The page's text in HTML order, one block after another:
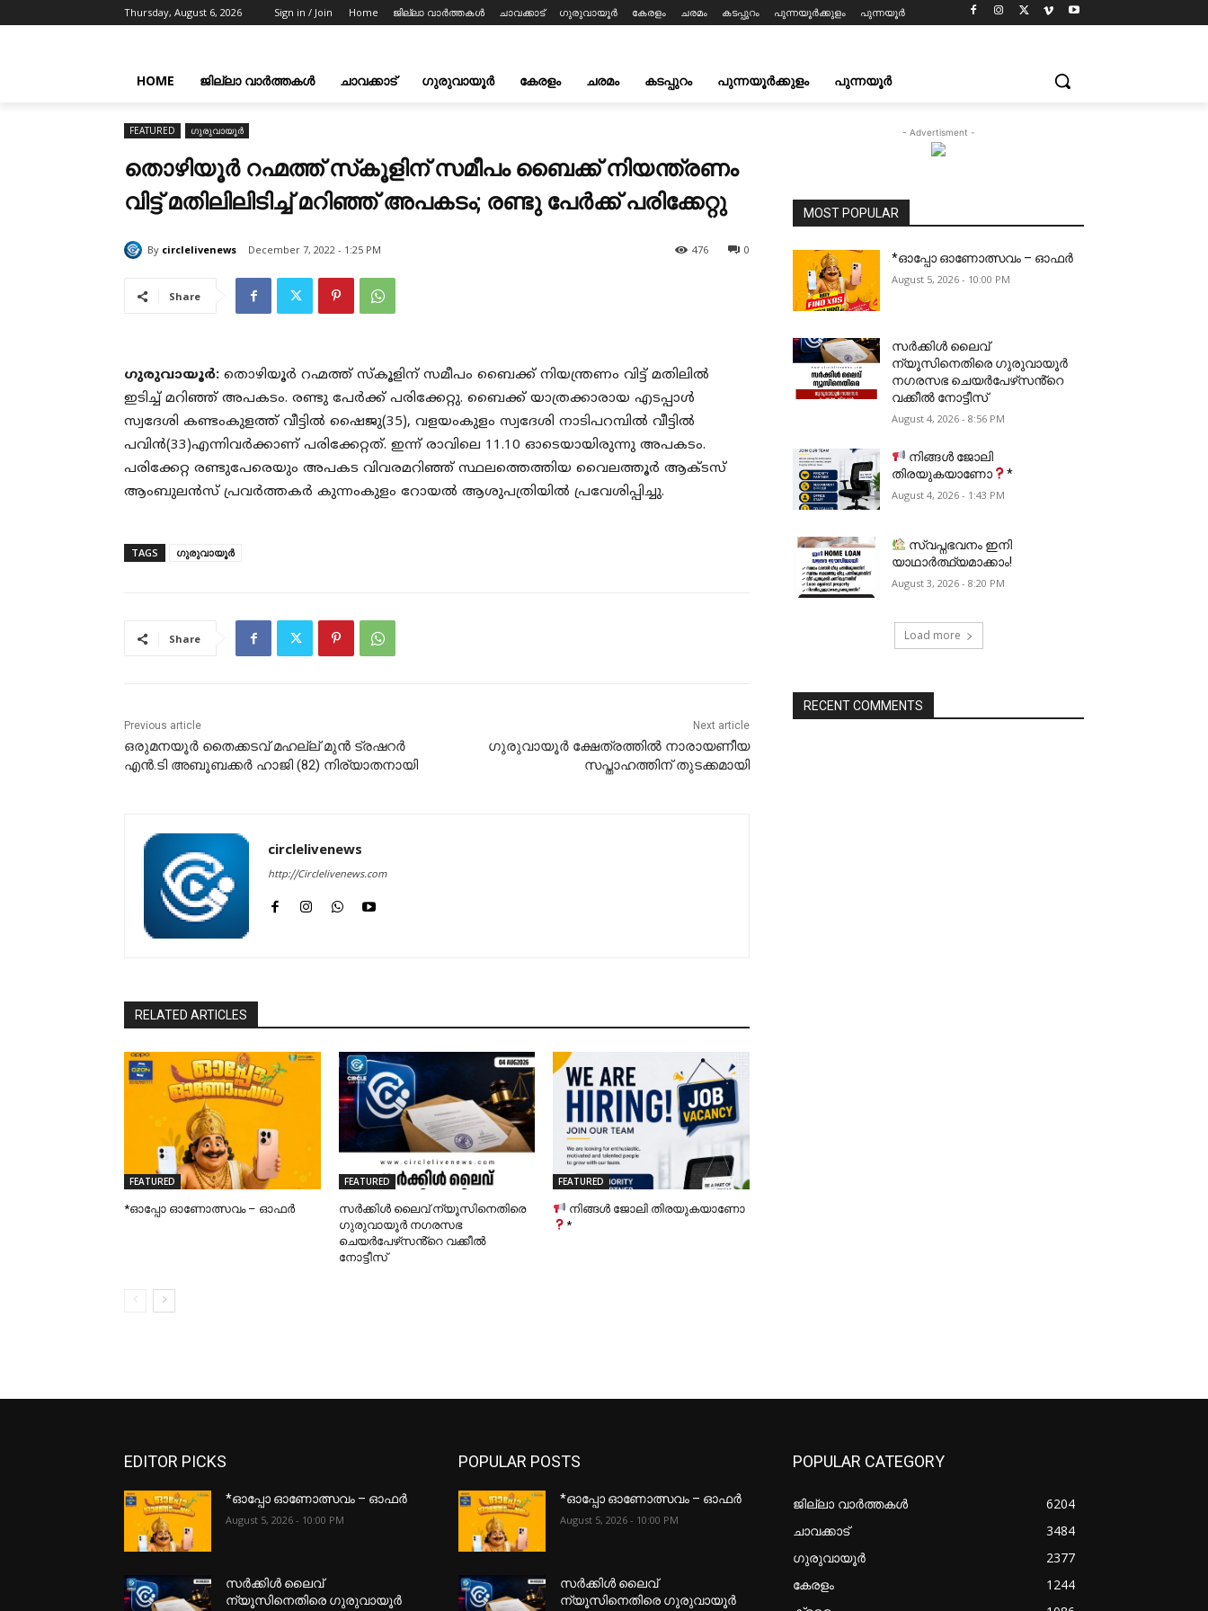
Thursday, August 6, 2026 Sign in / Join Home ജില്ലാ വാർത്തകൾ ചാവക്കാട് ഗുരുവായൂർ കേരളം ചരമം കടപ്പുറം പുന്നയൂർക്കുളം പുന്നയൂർ
HOME ജില്ലാ വാർത്തകൾ ചാവക്കാട് ഗുരുവായൂർ കേരളം ചരമം കടപ്പുറം പുന്നയൂർക്കുളം പുന്നയൂർ
FEATURED ഗുരുവായൂർ
തൊഴിയൂർ റഹ്മത്ത് സ്‌കൂളിന് സമീപം ബൈക്ക് നിയന്ത്രണം
വിട്ട് മതിലിലിടിച്ച് മറിഞ്ഞ് അപകടം; രണ്ടു പേർക്ക് പരിക്കേറ്റു
By circlelivenews December 7, 2022 - 1:25 PM 0
476
Share
ഗുരുവായൂർ: തൊഴിയൂർ റഹ്മത്ത് സ്‌കൂളിന് സമീപം ബൈക്ക് നിയന്ത്രണം വിട്ട് മതിലിൽ
ഇടിച്ച് മറിഞ്ഞ് അപകടം. രണ്ടു പേർക്ക് പരിക്കേറ്റു. ബൈക്ക് യാത്രക്കാരായ എടപ്പാൾ
സ്വദേശി കണ്ടംകുളത്ത് വീട്ടിൽ ഷൈജു(35), വളയംകുളം സ്വദേശി നാടിപറമ്പിൽ വീട്ടിൽ
പവിൻ(33)എന്നിവർക്കാണ് പരിക്കേറ്റത്. ഇന്ന് രാവിലെ 11.10 ഓടെയായിരുന്നു അപകടം.
പരിക്കേറ്റ രണ്ടുപേരെയും അപകട വിവരമറിഞ്ഞ് സ്ഥലത്തെത്തിയ വൈലത്തൂർ ആക്ടസ്
ആംബുലൻസ് പ്രവർത്തകർ കുന്നംകുളം റോയൽ ആശുപത്രിയിൽ പ്രവേശിപ്പിച്ചു.
TAGS ഗുരുവായൂർ
Share
Previous article
ഒരുമനയൂർ തൈക്കടവ് മഹല്ല് മുൻ ട്രഷറർ
എൻ.ടി അബൂബക്കർ ഹാജി (82) നിര്യാതനായി
Next article
ഗുരുവായൂർ ക്ഷേത്രത്തിൽ നാരായണീയ
സപ്താഹത്തിന് തുടക്കമായി
circlelivenews
http://Circlelivenews.com
RELATED ARTICLES
FEATURED
*ഓപ്പോ ഓണോത്സവം – ഓഫർ
FEATURED
സർക്കിൾ ലൈവ് ന്യൂസിനെതിരെ
ഗുരുവായൂർ നഗരസഭ
ചെയർപേഴ്‌സൻ്റെ വക്കീൽ
നോട്ടീസ്
FEATURED
നിങ്ങൾ ജോലി തിരയുകയാണോ
*
- Advertisment -
MOST POPULAR
*ഓപ്പോ ഓണോത്സവം – ഓഫർ
August 5, 2026 - 10:00 PM
സർക്കിൾ ലൈവ്
ന്യൂസിനെതിരെ ഗുരുവായൂർ
നഗരസഭ ചെയർപേഴ്‌സൻ്റെ
വക്കീൽ നോട്ടീസ്
August 4, 2026 - 8:56 PM
നിങ്ങൾ ജോലി
തിരയുകയാണോ
*
August 4, 2026 - 1:43 PM
സ്വപ്നഭവനം ഇനി
യാഥാർത്ഥ്യമാക്കാം!
August 3, 2026 - 8:20 PM
Load more
RECENT COMMENTS
EDITOR PICKS
*ഓപ്പോ ഓണോത്സവം – ഓഫർ
August 5, 2026 - 10:00 PM
സർക്കിൾ ലൈവ്
ന്യൂസിനെതിരെ ഗുരുവായൂർ
POPULAR POSTS
*ഓപ്പോ ഓണോത്സവം – ഓഫർ
August 5, 2026 - 10:00 PM
സർക്കിൾ ലൈവ്
ന്യൂസിനെതിരെ ഗുരുവായൂർ
POPULAR CATEGORY
ജില്ലാ വാർത്തകൾ
6204
ചാവക്കാട്
3484
ഗുരുവായൂർ
2377
കേരളം
1244